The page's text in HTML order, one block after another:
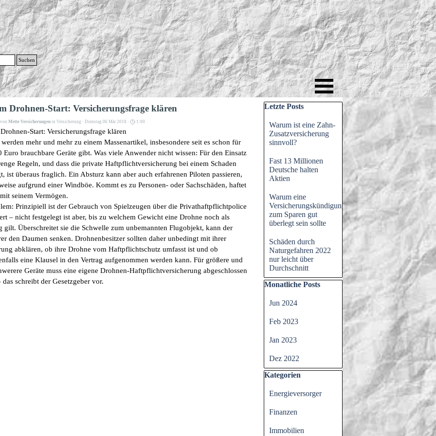
Suchen
Menü überspringen
Drohnen-Start: Versicherungsfrage klären
Mette Versicherungen in Versicherung · Dienstag 06 Mär 2018 · 1:00
Start: Versicherungsfrage klären
mehr und mehr zu einem Massenartikel, insbesondere seit es schon für
Euro brauchbare Geräte gibt. Was viele Anwender nicht wissen: Für den Einsatz
Regeln, und dass die private Haftpflichtversicherung bei einem Schaden
ist überaus fraglich. Ein Absturz kann aber auch erfahrenen Piloten passieren,
aufgrund einer Windböe. Kommt es zu Personen- oder Sachschäden, haftet
seinem Vermögen.
Prinzipiell ist der Gebrauch von Spielzeugen über die Privathaftpflichtpolice
– nicht festgelegt ist aber, bis zu welchem Gewicht eine Drohne noch als
gilt. Überschreitet sie die Schwelle zum unbemannten Flugobjekt, kann der
den Daumen senken. Drohnenbesitzer sollten daher unbedingt mit ihrer
abklären, ob ihre Drohne vom Haftpflichtschutz umfasst ist und ob
eine Klausel in den Vertrag aufgenommen werden kann. Für größere und
Geräte muss eine eigene Drohnen-Haftpflichtversicherung abgeschlossen
das schreibt der Gesetzgeber vor.
Block überspringen Letzte Posts
Letzte Posts
Warum ist eine Zahn-
Zusatzversicherung
sinnvoll?
Fast 13 Millionen
Deutsche halten
Aktien
Warum eine
Versicherungskündigung
zum Sparen gut
überlegt sein sollte
Schäden durch
Naturgefahren 2022
nur leicht über
Durchschnitt
Block überspringen Monatliche Posts
Monatliche Posts
Jun 2024
Feb 2023
Jan 2023
Dez 2022
Block überspringen Kategorien
Kategorien
Energieversorger
Finanzen
Immobilien